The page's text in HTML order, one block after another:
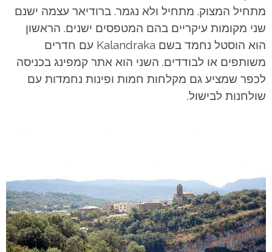
מתחיל המצוק. מתחיל ולא נגמר. ברודיאר עצמה ישנם
שני מקומות עיקריים בהם המטפסים ישנים. הראשון
הוא הוסטל נחמד בשם Kalandraka עם חדרים
משותפים או לבודדים. השני הוא אתר קמפינג בכניסה
לכפר שמציע גם מקלחות חמות ופינות נחמדות עם
שולחנות לבישול.